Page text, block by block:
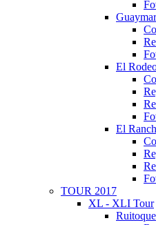
El
El
TOUR 2017
XL - XLI Tour
Ruitoque